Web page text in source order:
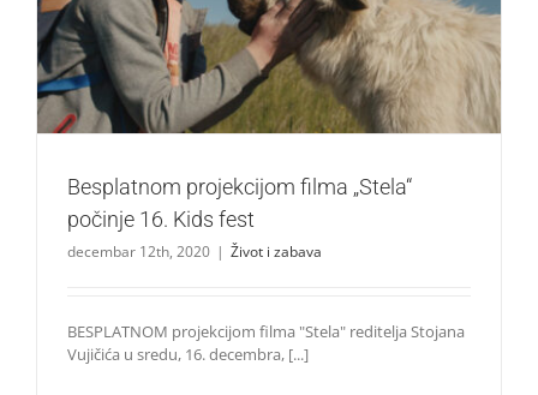
Besplatnom projekcijom filma „Stela“ počinje 16. Kids fest
Život i zabava
Besplatnom projekcijom filma „Stela“
počinje 16. Kids fest
decembar 12th, 2020 | Život i zabava
BESPLATNOM projekcijom filma "Stela" reditelja Stojana
Vujičića u sredu, 16. decembra, [...]